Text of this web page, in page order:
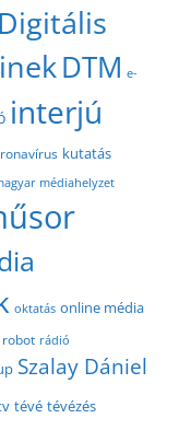
Digitális
DTM e-
interjú
kutatás
médiahelyzet
oktatás online média
robot rádió
Szalay Dániel
tévé tévézés